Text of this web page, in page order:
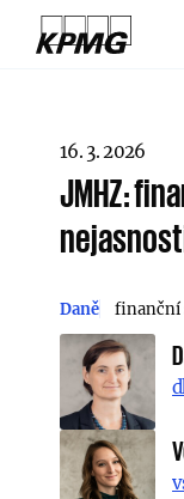
16. 3. 2026
JMHZ:
Daně finanční